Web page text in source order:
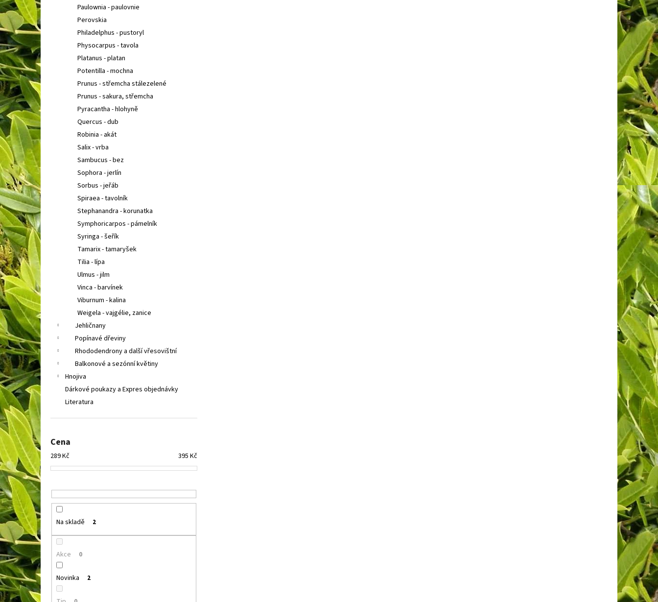
Paulownia - paulovnie
Perovskia
Philadelphus - pustoryl
Physocarpus - tavola
Platanus - platan
Potentilla - mochna
Prunus - střemcha stálezelené
Prunus - sakura, střemcha
Pyracantha - hlohyně
Quercus - dub
Robinia - akát
Salix - vrba
Sambucus - bez
Sophora - jerlín
Sorbus - jeřáb
Spiraea - tavolník
Stephanandra - korunatka
Symphoricarpos - pámelník
Syringa - šeřík
Tamarix - tamaryšek
Tilia - lípa
Ulmus - jilm
Vinca - barvínek
Viburnum - kalina
Weigela - vajgélie, zanice
Jehličnany
Popínavé dřeviny
Rhododendrony a další vřesovištní
Balkonové a sezónní květiny
Hnojiva
Dárkové poukazy a Expres objednávky
Literatura
Cena
289Kč 395 Kč
Na skladě 2
Akce 0
Novinka 2